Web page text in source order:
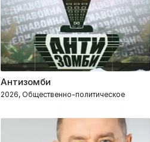
Антизомби
2026, Общественно-политическое